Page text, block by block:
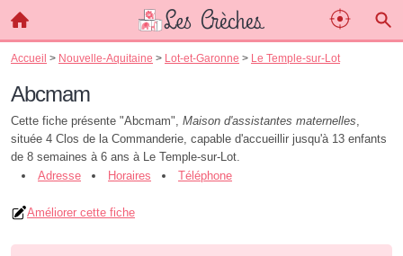
Accueil > Nouvelle-Aquitaine > Lot-et-Garonne > Le Temple-sur-Lot
Abcmam
Cette fiche présente "Abcmam", Maison d'assistantes maternelles,
située 4 Clos de la Commanderie, capable d'accueillir jusqu'à 13 enfants
de 8 semaines à 6 ans à Le Temple-sur-Lot.
Adresse
Horaires Téléphone
Améliorer cette fiche